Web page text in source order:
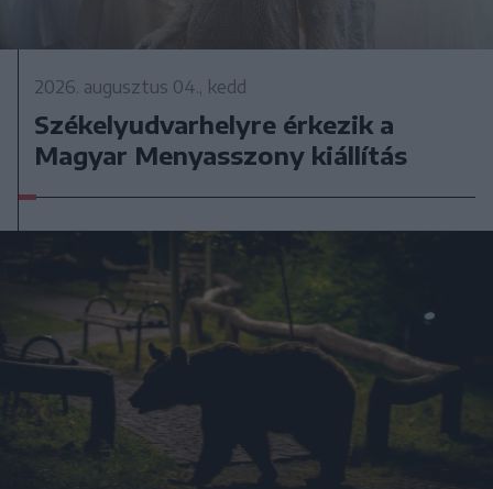
2026. augusztus 04., kedd
Székelyudvarhelyre érkezik a
Magyar Menyasszony kiállítás